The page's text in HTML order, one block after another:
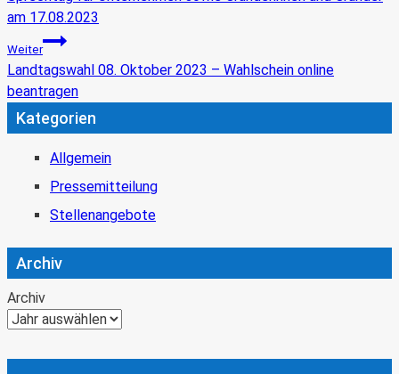
am 17.08.2023
Weiter
Landtagswahl 08. Oktober 2023 – Wahlschein online
beantragen
Kategorien
Allgemein
Pressemitteilung
Stellenangebote
Archiv
Archiv